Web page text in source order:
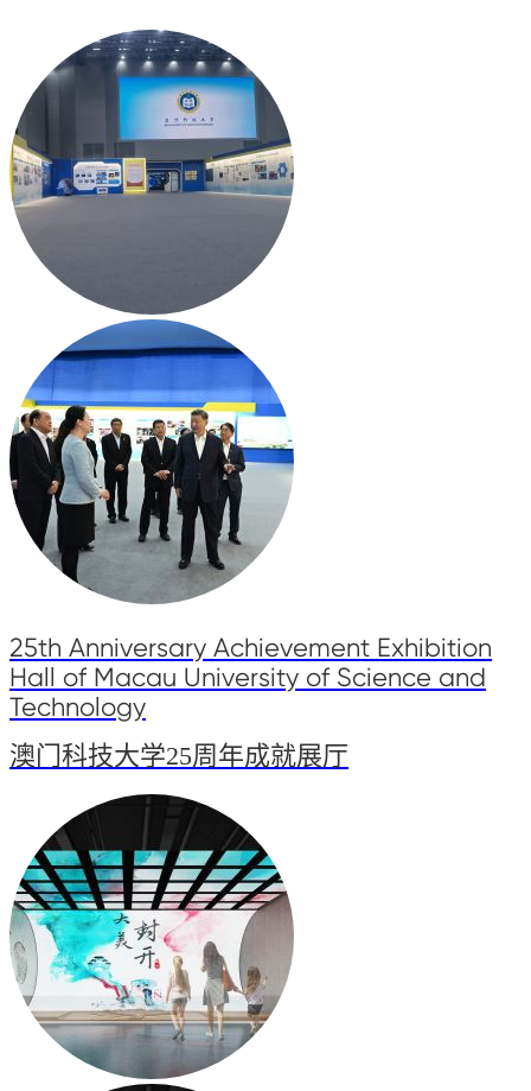
25th Anniversary Achievement Exhibition
Hall of Macau University of Science and
Technology
澳门科技大学25周年成就展厅